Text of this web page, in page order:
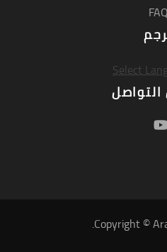
FAQ
Select
Copyright ©